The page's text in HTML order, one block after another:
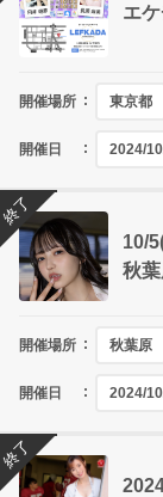
エ
開催場所 東京都
開催日 2024/
10/
秋
開催場所 秋葉原
開催日 2024/
終了
終了